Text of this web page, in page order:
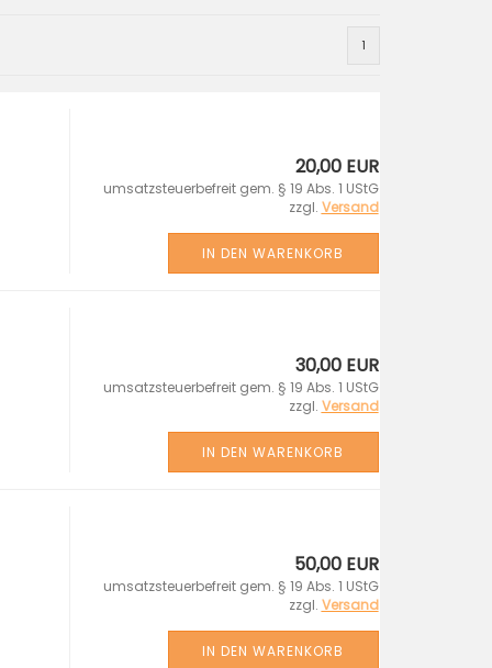
1
20,00 EUR
umsatzsteuerbefreit gem. § 19 Abs. 1 UStG
zzgl. Versand
IN DEN WARENKORB
30,00 EUR
umsatzsteuerbefreit gem. § 19 Abs. 1 UStG
zzgl. Versand
IN DEN WARENKORB
50,00 EUR
umsatzsteuerbefreit gem. § 19 Abs. 1 UStG
zzgl. Versand
IN DEN WARENKORB